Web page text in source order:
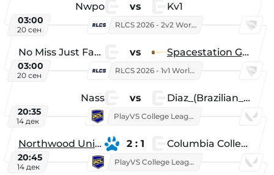
Nwpo vs Kv1
03:00
20 сен
RLCS 2026 - 2v2 World Championship
No Miss Just Fake vs Spacestation Gaming
03:00
20 сен
RLCS 2026 - 1v1 World Championship
Nass vs Diaz_(Brazilian_Player)
20:35
14 дек
PlayVS College League 2025: Fall
Northwood University 2 : 1 Columbia College
20:45
14 дек
PlayVS College League 2025: Fall